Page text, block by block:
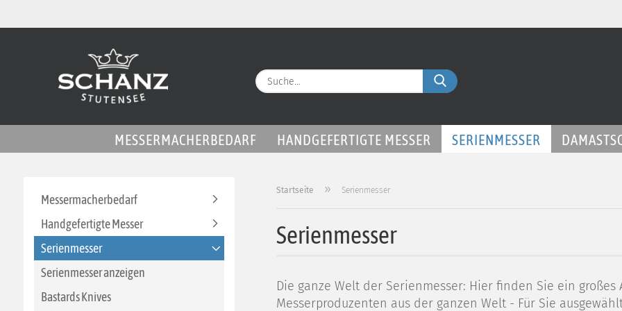
Suche...
MESSERMACHERBEDARF HANDGEFERTIGTE MESSER SERIENMESSER
Startseite » Serienmesser
Serienmesser
Die ganze Welt der Serienmesser: Hier finden Sie ein
Messerproduzenten aus der ganzen Welt - Für Sie
Messermacherbedarf
Handgefertigte Messer
Serienmesser
Serienmesser anzeigen
Bastards Knives